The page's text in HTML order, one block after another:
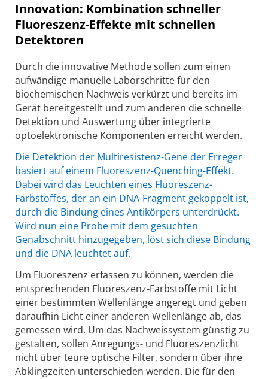
Innovation: Kombination schneller
Fluoreszenz-Effekte mit schnellen
Detektoren
Durch die innovative Methode sollen zum einen
aufwändige manuelle Laborschritte für den
biochemischen Nachweis verkürzt und bereits im
Gerät bereitgestellt und zum anderen die schnelle
Detektion und Auswertung über integrierte
optoelektronische Komponenten erreicht werden.
Die Detektion der Multiresistenz-Gene der Erreger
basiert auf einem Fluoreszenz-Quenching-Effekt.
Dabei wird das Leuchten eines Fluoreszenz-
Farbstoffes, der an ein DNA-Fragment gekoppelt ist,
durch die Bindung eines Antikörpers unterdrückt.
Wird nun eine Probe mit dem gesuchten
Genabschnitt hinzugegeben, löst sich diese Bindung
und die DNA leuchtet auf.
Um Fluoreszenz erfassen zu können, werden die
entsprechenden Fluoreszenz-Farbstoffe mit Licht
einer bestimmten Wellenlänge angeregt und geben
daraufhin Licht einer anderen Wellenlänge ab, das
gemessen wird. Um das Nachweissystem günstig zu
gestalten, sollen Anregungs- und Fluoreszenzlicht
nicht über teure optische Filter, sondern über ihre
Abklingzeiten unterschieden werden. Die für den